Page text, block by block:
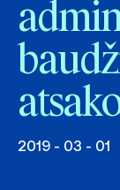
2019 - 03 - 01